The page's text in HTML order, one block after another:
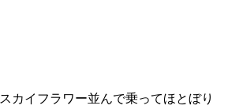
スカイフラワー並んで乗ってほとぼり